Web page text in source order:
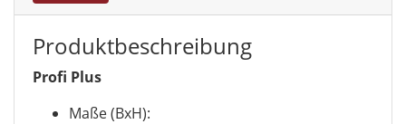
Produktbeschreibung
Profi Plus
Maße (BxH):